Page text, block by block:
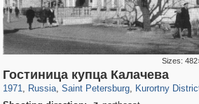
Sizes:
Гостиница купца Калачева
1971, Russia
1,406,849 29,243
, Saint Petersburg
197,175 5,709
, Kurortny
5,952 9